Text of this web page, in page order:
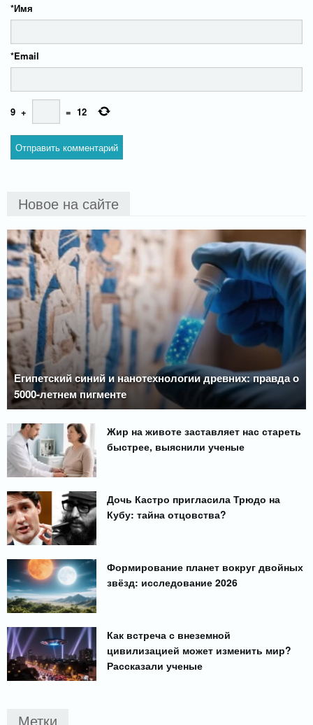
Имя
*
Email
*
9 + = 12
Новое на сайте
Египетский синий и нанотехнологии древних: правда о
5000-летнем пигменте
Жир на животе заставляет нас стареть
быстрее, выяснили ученые
Дочь Кастро пригласила Трюдо на
Кубу: тайна отцовства?
Формирование планет вокруг двойных
звёзд: исследование 2026
Как встреча с внеземной
цивилизацией может изменить мир?
Рассказали ученые
Метки